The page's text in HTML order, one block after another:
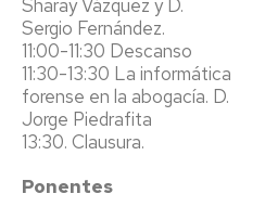
Sharay Vázquez y D.
Sergio Fernández.
11:00-11:30 Descanso
11:30-13:30 La informática
forense en la abogacía. D.
Jorge Piedrafita
13:30. Clausura.
Ponentes